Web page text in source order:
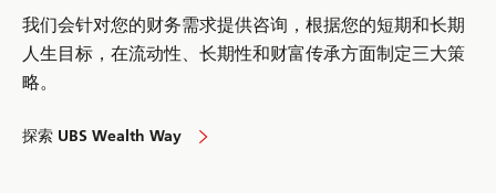
我们会针对您的财务需求提供咨询，根据您的短期和长期
人生目标，在流动性、长期性和财富传承方面制定三大策
略。
to
探索 UBS Wealth Way